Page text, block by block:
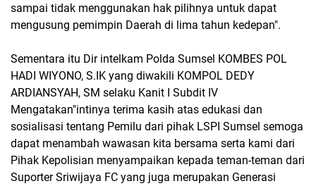
sampai tidak menggunakan hak pilihnya untuk dapat
mengusung pemimpin Daerah di lima tahun kedepan".
Sementara itu Dir intelkam Polda Sumsel KOMBES POL
HADI WIYONO, S.IK yang diwakili KOMPOL DEDY
ARDIANSYAH, SM selaku Kanit I Subdit IV
Mengatakan"intinya terima kasih atas edukasi dan
sosialisasi tentang Pemilu dari pihak LSPI Sumsel semoga
dapat menambah wawasan kita bersama serta kami dari
Pihak Kepolisian menyampaikan kepada teman-teman dari
Suporter Sriwijaya FC yang juga merupakan Generasi